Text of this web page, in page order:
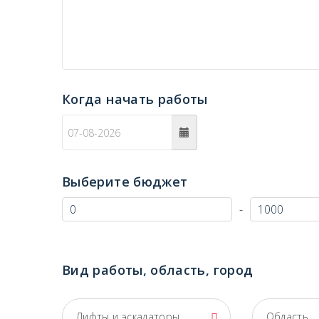
Когда начать работы
Выберите бюджет
-
Вид работы, область, город